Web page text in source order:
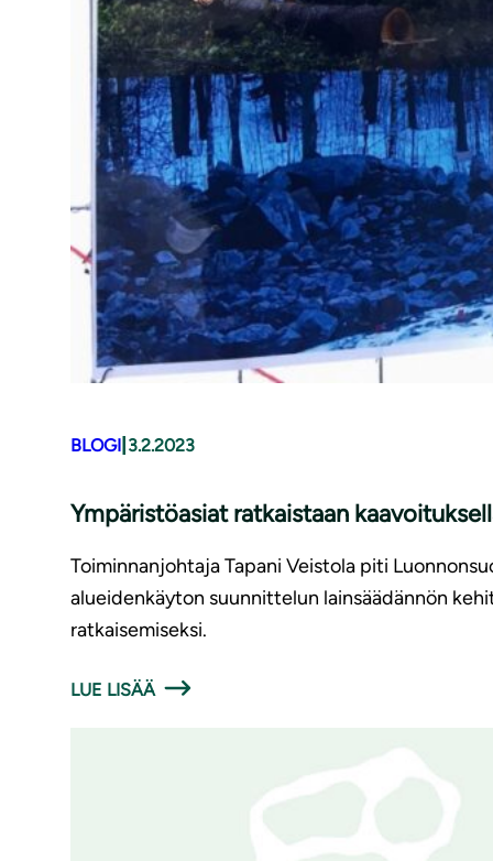
BLOGI 3.2.2023
Ympäristöasiat ratkaistaan
Toiminnanjohtaja Tapani Veistola piti
alueidenkäyton suunnittelun lainsäädännön
ratkaisemiseksi.
LUE LISÄÄ